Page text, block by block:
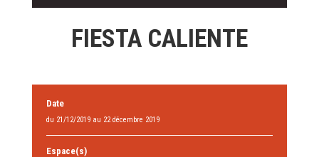
FIESTA CALIENTE
Date
du 21/12/2019 au 22 décembre 2019
Espace(s)